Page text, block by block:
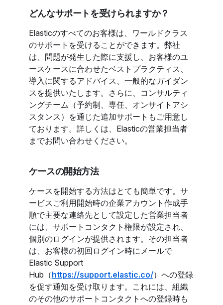
どんなサポートを受けられますか？
Elasticのすべてのお客様は、ワールドクラス
のサポートを受けることができます。弊社
は、問題が発生した際に支援し、お客様のユ
ースケースに合わせたベストプラクティス、
導入に関するアドバイス、一般的なガイダン
スを提供いたします。さらに、コンサルティ
ングチーム（予約制、専任、オンサイトアシ
スタンス）を通じた追加サポートもご用意し
ております。詳しくは、Elasticの営業担当者
までお問い合わせください。
ケースの開始方法
ケースを開始する方法はとても簡単です。サ
ービスご利用開始時の企業アカウント作成手
順で主要な連絡先として設定した営業担当者
には、サポートコンタクト権限が設定され、
個別のログインが提供されます。その担当者
は、お客様の初回ログイン時にメールで
Elastic Support
Hub（https://support.elastic.co/）への登録
を促す通知を受け取ります。これには、組織
のその他のサポートコンタクトへの登録時も